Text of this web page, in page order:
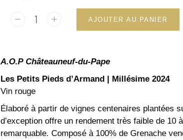
AJOUTER AU PANIER
A.O.P Châteauneuf-du-Pape
Les Petits Pieds d’Armand | Millésime 2024
Vin rouge
Élaboré à partir de vignes centenaires plantées
d’exception offre un rendement très faible de 10
remarquable. Composé à 100% de Grenache